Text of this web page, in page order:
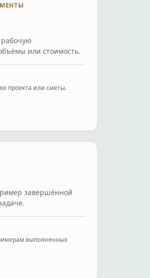
или стоимость.
проекта или сметы.
завершённой
выполненных